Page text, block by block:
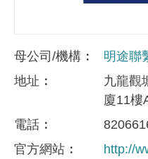
母公司/機構
明途聯
地址
九龍觀
廈11樓
電話
官方網站
http://